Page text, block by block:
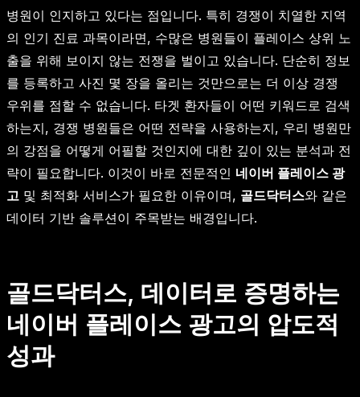
병원이 인지하고 있다는 점입니다. 특히 경쟁이 치열한 지역
의 인기 진료 과목이라면, 수많은 병원들이 플레이스 상위 노
출을 위해 보이지 않는 전쟁을 벌이고 있습니다. 단순히 정보
를 등록하고 사진 몇 장을 올리는 것만으로는 더 이상 경쟁
우위를 점할 수 없습니다. 타겟 환자들이 어떤 키워드로 검색
하는지, 경쟁 병원들은 어떤 전략을 사용하는지, 우리 병원만
의 강점을 어떻게 어필할 것인지에 대한 깊이 있는 분석과 전
략이 필요합니다. 이것이 바로 전문적인 네이버 플레이스 광
고 및 최적화 서비스가 필요한 이유이며, 골드닥터스와 같은
데이터 기반 솔루션이 주목받는 배경입니다.
골드닥터스, 데이터로 증명하는
네이버 플레이스 광고의 압도적
성과